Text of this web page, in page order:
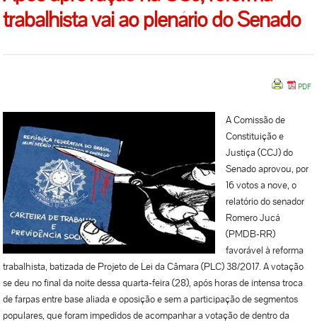
trabalhista vai ao plenário do Senado
A Comissão de
Constituição e
Justiça (CCJ) do
Senado aprovou, por
16 votos a nove, o
relatório do senador
Romero Jucá
(PMDB-RR)
favorável à reforma
trabalhista, batizada de Projeto de Lei da Câmara (PLC) 38/2017. A votação
se deu no final da noite dessa quarta-feira (28), após horas de intensa troca
de farpas entre base aliada e oposição e sem a participação de segmentos
populares, que foram impedidos de acompanhar a votação de dentro da